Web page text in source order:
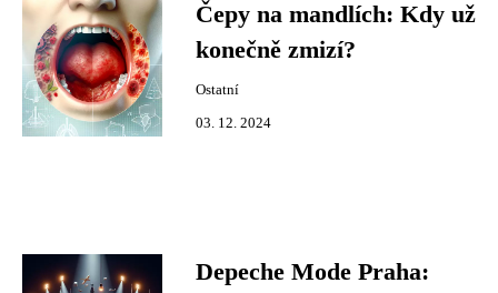
Čepy na mandlích: Kdy už
konečně zmizí?
Ostatní
03. 12. 2024
Depeche Mode Praha: